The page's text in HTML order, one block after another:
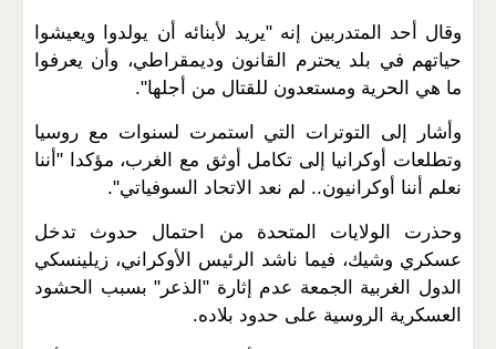
وقال أحد المتدربين إنه "يريد لأبنائه أن يولدوا ويعيشوا
حياتهم في بلد يحترم القانون وديمقراطي، وأن يعرفوا
ما هي الحرية ومستعدون للقتال من أجلها".
وأشار إلى التوترات التي استمرت لسنوات مع روسيا
وتطلعات أوكرانيا إلى تكامل أوثق مع الغرب، مؤكدا "أننا
نعلم أننا أوكرانيون.. لم نعد الاتحاد السوفياتي".
وحذرت الولايات المتحدة من احتمال حدوث تدخل
عسكري وشيك، فيما ناشد الرئيس الأوكراني، زيلينسكي
الدول الغربية الجمعة عدم إثارة "الذعر" بسبب الحشود
العسكرية الروسية على حدود بلاده.